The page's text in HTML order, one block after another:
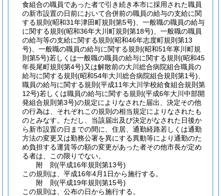
食組合の職員であった者で引き続き本市に採用された職員
の新市設置の日前において合併前の職員の給与の支給に関
する規則 (昭和31年津田町規則第5号) 、一般職の職員の給与
に関する規則 (昭和36年大川町規則第18号) 、一般職の職員
の給与等の支給に関する規則 (昭和46年志度町規則第13
号) 、一般職の職員の給与に関する規則 (昭和51年寒川町規
則第5号)若しくは一般職の職員の給与に関する規則 (昭和45
年長尾町規則第4号)又は解散前の大川総合病院組合職員の
給与に関する規則 (昭和54年大川総合病院組合規則第1号)
職員の給与に関する規則 (平成11年大川学校給食組合規則第
12号)若しくは職員の給与に関する規則 (平成6年大川中部開
発組合規則第3号)の規定によりなされた届出、決定その他
の行為は、それぞれこの規則の相当規定によりなされたも
のとみなす。 ただし、当該届出及び決定がなされた日後か
ら新市設置の日までの間に、住居、通勤経路若しくは通勤
方法の変更又は勤務公署を異にする異動等により通勤のた
め負担する運賃等の額の変更があった者その他市長が定め
る者は、この限りでない。
附 則(平成16年規則第13号)
この規則は、平成16年4月1日から施行する。
附 則(平成19年規則第15号)
この規則は、公布の日から施行する。